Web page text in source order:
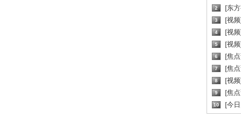
2 [东
3 [视
4 [视
5 [视
6 [焦
7 [焦
8 [视
9 [焦
10 [今